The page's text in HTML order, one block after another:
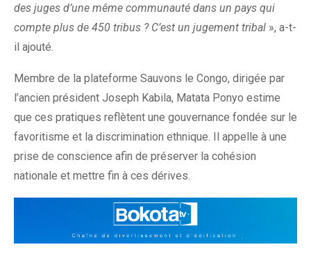
des juges d’une même communauté dans un pays qui
compte plus de 450 tribus ? C’est un jugement tribal », a-t-
il ajouté.
Membre de la plateforme Sauvons le Congo, dirigée par
l’ancien président Joseph Kabila, Matata Ponyo estime
que ces pratiques reflètent une gouvernance fondée sur le
favoritisme et la discrimination ethnique. Il appelle à une
prise de conscience afin de préserver la cohésion
nationale et mettre fin à ces dérives.